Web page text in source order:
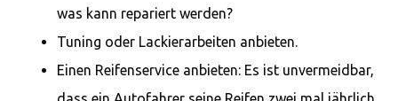
was kann repariert werden?
Tuning oder Lackierarbeiten anbieten.
Einen Reifenservice anbieten: Es ist unvermeidbar,